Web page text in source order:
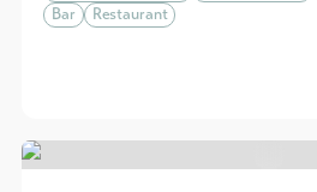
BonsBar
Restaurant